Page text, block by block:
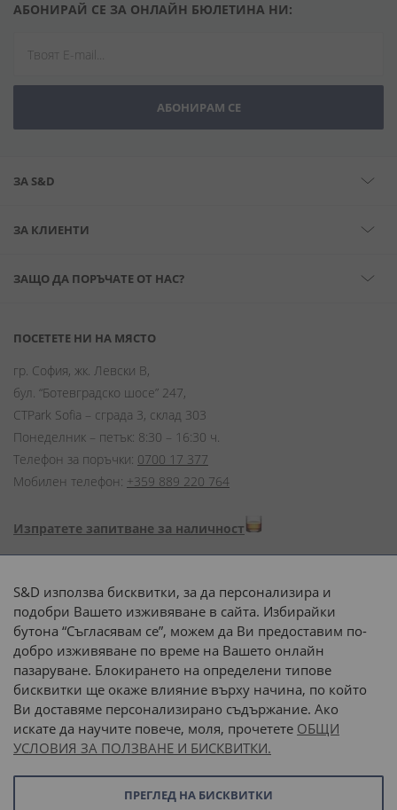
АБОНИРАЙ СЕ ЗА ОНЛАЙН БЮЛЕТИНА НИ:
АБОНИРАМ СЕ
ЗА S&D
ЗА КЛИЕНТИ
ЗАЩО ДА ПОРЪЧАТЕ ОТ НАС?
ПОСЕТЕТЕ НИ НА МЯСТО
гр. София, жк. Левски В,
бул. “Ботевградско шосе” 247,
CTPark Sofia – сграда 3, склад 303
Понеделник – петък: 8:30 – 16:30 ч.
Телефон за поръчки: 0700 17 377
Мобилен телефон: +359 889 220 764
Изпратете запитване за наличност
Начини на плащане:
Доставка до адрес с:
или
наш транспорт
S&D използва бисквитки, за да персонализира и
подобри Вашето изживяване в сайта. Избирайки
бутона “Съгласявам се”, можем да Ви предоставим по-
добро изживяване по време на Вашето онлайн
пазаруване. Блокирането на определени типове
бисквитки ще окаже влияние върху начина, по който
Ви доставяме персонализирано съдържание. Ако
искате да научите повече, моля, прочетете ОБЩИ
УСЛОВИЯ ЗА ПОЛЗВАНЕ И БИСКВИТКИ.
ПРЕГЛЕД НА БИСКВИТКИ